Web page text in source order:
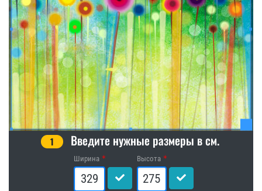
1 Введите нужные размеры в см.
Ширина Высота